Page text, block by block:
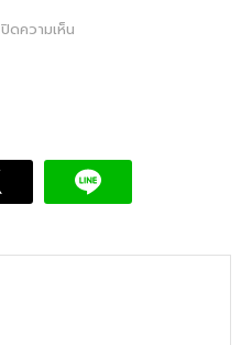
ปิดความเห็น